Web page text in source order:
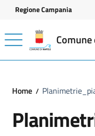
Vai ai contenuti
Vai al footer
Regione Campania
Home